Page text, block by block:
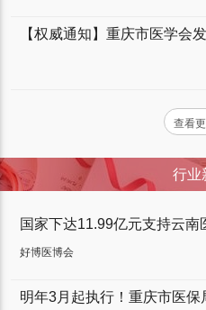
查看
行业
国家下达11.99亿元支持云
好博医博会
明年3月起执行！重庆市医保